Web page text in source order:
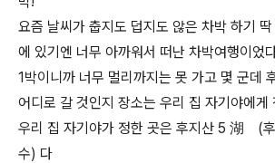
요즘 날씨가 춥지도 덥지도 않은 차박 하기
에 있기엔 너무 아까워서 떠난 차박여행이었
1박이니까 너무 멀리까지는 못 가고 몇 군데
어디로 갈 것인지 장소는 우리 집 자기야에게
우리 집 자기야가 정한 곳은 후지산 5 湖 (
수) 다